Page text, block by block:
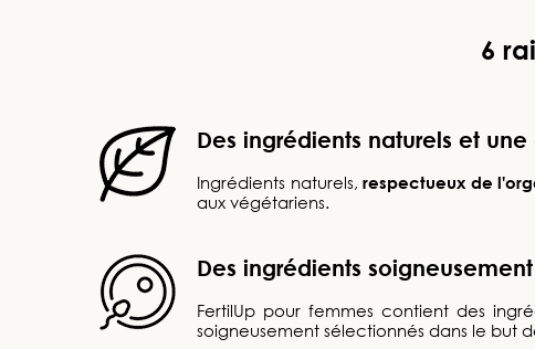
6
Des ingrédients naturels et
Ingrédients naturels,respectueux de
aux végétariens.
Des ingrédients
FertilUp pour femmes contient des
soigneusement sélectionnés dans le but